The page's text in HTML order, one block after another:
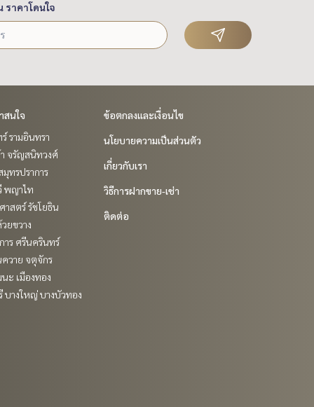
ราคาโดนใจ
สนใจ
รามอินทรา
จรัญสนิทวงศ์
มุทรปราการ
พญาไท
าสตร์ รัชโยธิน
ยขวาง
ร ศรีนครินทร์
วาย จตุจักร
ะ เมืองทอง
บางใหญ่ บางบัวทอง
ข้อตกลงและเงื่อนไข
นโยบายความเป็นส่วนตัว
เกี่ยวกับเรา
วิธีการฝากขาย-เช่า
ติดต่อ